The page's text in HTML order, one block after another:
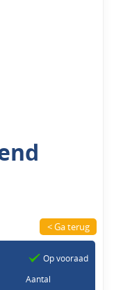
< Ga terug
Op vooraad
Aantal